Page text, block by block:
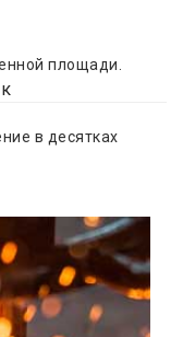
площади.
в десятках